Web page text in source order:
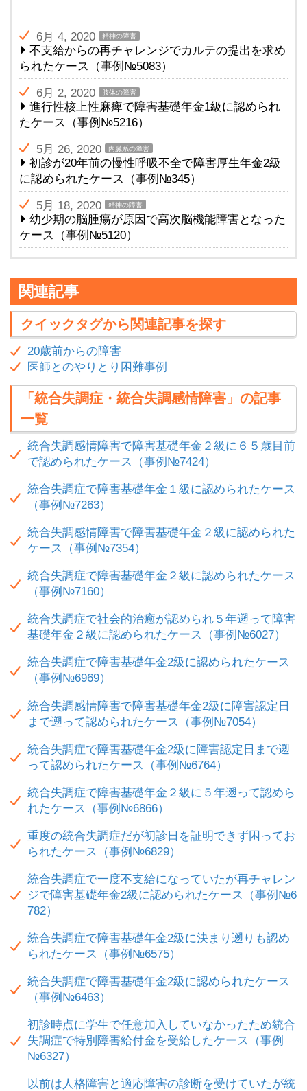
6月 4, 2020 精神の障害
不支給からの再チャレンジでカルテの提出を求め
られたケース（事例№5083）
6月 2, 2020 肢体の障害
進行性核上性麻痺で障害基礎年金1級に認められ
たケース（事例№5216）
5月 26, 2020 内臓系の障害
初診が20年前の慢性呼吸不全で障害厚生年金2級
に認められたケース（事例№345）
5月 18, 2020 精神の障害
幼少期の脳腫瘍が原因で高次脳機能障害となった
ケース（事例№5120）
関連記事
クイックタグから関連記事を探す
20歳前からの障害
医師とのやりとり困難事例
「統合失調症・統合失調感情障害」の記事
一覧
統合失調感情障害で障害基礎年金２級に６５歳目前
で認められたケース（事例№7424）
統合失調症で障害基礎年金１級に認められたケース
（事例№7263）
統合失調感情障害で障害基礎年金２級に認められた
ケース（事例№7354）
統合失調症で障害基礎年金２級に認められたケース
（事例№7160）
統合失調症で社会的治癒が認められ５年遡って障害
基礎年金２級に認められたケース（事例№6027）
統合失調症で障害基礎年金2級に認められたケース
（事例№6969）
統合失調感情障害で障害基礎年金2級に障害認定日
まで遡って認められたケース（事例№7054）
統合失調症で障害基礎年金2級に障害認定日まで遡
って認められたケース（事例№6764）
統合失調症で障害基礎年金２級に５年遡って認めら
れたケース（事例№6866）
重度の統合失調症だが初診日を証明できず困ってお
られたケース（事例№6829）
統合失調症で一度不支給になっていたが再チャレン
ジで障害基礎年金2級に認められたケース（事例№6
782）
統合失調症で障害基礎年金2級に決まり遡りも認め
られたケース（事例№6575）
統合失調症で障害基礎年金2級に認められたケース
（事例№6463）
初診時点に学生で任意加入していなかったため統合
失調症で特別障害給付金を受給したケース（事例
№6327）
以前は人格障害と適応障害の診断を受けていたが統